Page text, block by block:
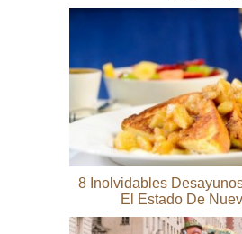
8 Inolvidables
El Estado De